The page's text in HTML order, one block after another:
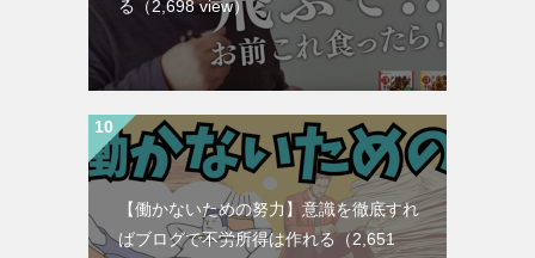
る （2,698 view）
【働かないための努力】意識を徹底すれ
ばブログで不労所得は作れる（2,651